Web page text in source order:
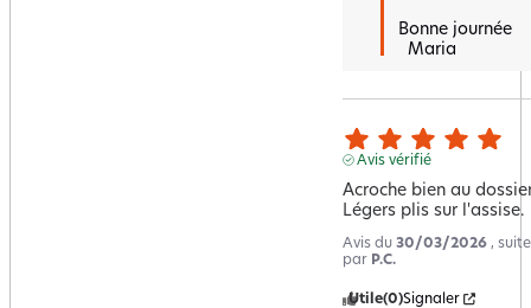
   Maria
Avis vérifié
Acroche bien au
Légers plis sur l'assise.
Avis du 30/03/2026 ,
par P.C.
Utile(0)Signaler